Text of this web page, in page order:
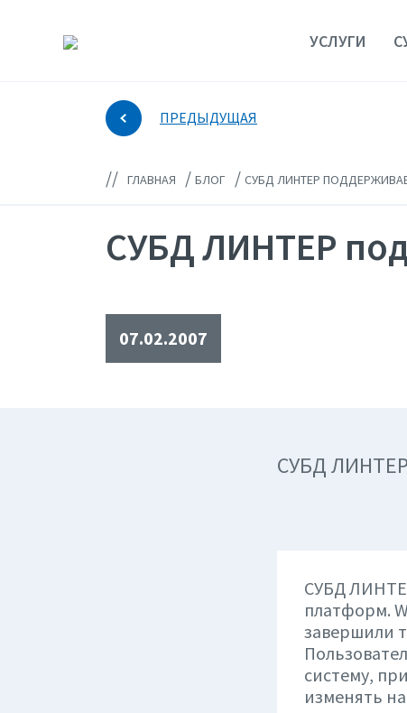
УСЛУГИ
ПРЕДЫДУЩАЯ
// ГЛАВНАЯ / БЛОГ / СУБД ЛИНТЕР ПОДДЕРЖИВАЕТ
СУБД ЛИНТЕР
07.02.2007
СУБД
СУБД
платформ.
завершили
систему,
изменять